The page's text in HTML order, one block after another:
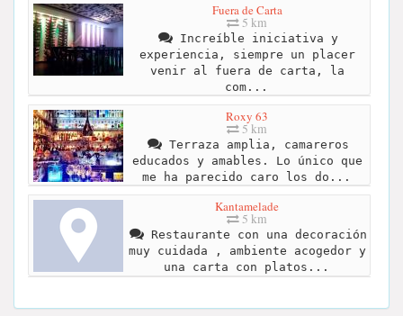
Fuera de Carta
5 km
Increíble iniciativa y
experiencia, siempre un placer
venir al fuera de carta, la
com...
Roxy 63
5 km
Terraza amplia, camareros
educados y amables. Lo único que
me ha parecido caro los do...
Kantamelade
5 km
Restaurante con una decoración
muy cuidada , ambiente acogedor y
una carta con platos...